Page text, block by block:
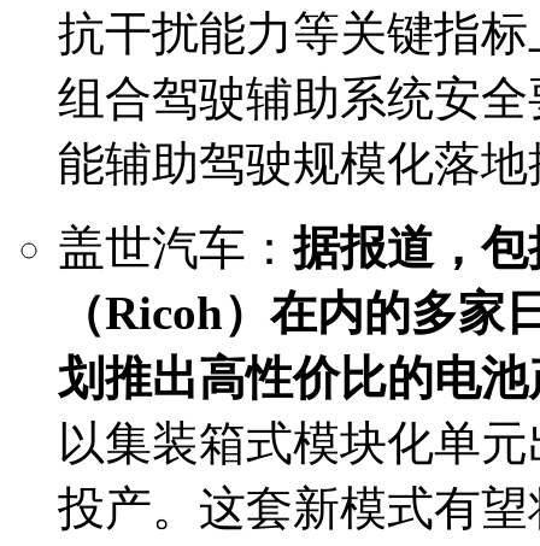
抗⼲扰能⼒等关键指
组合驾驶辅助系统安
能辅助驾驶规模化落
盖世汽车：据报道，包
（Ricoh）在内的多
划推出高性价比的电
以集装箱式模块化单
投产。这套新模式有